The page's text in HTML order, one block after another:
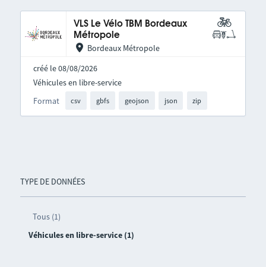
TYPE DE DONNÉES
Tous (1)
Véhicules en libre-service (1)
VLS Le Vélo TBM Bordeaux
Métropole
Bordeaux Métropole
créé le 08/08/2026
Format csv gbfs geojson json zip
Véhicules en libre-service